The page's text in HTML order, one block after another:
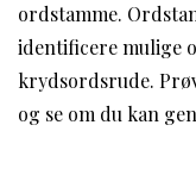
ordstamme.
identificere mulige
krydsordsrude.
og se om du kan